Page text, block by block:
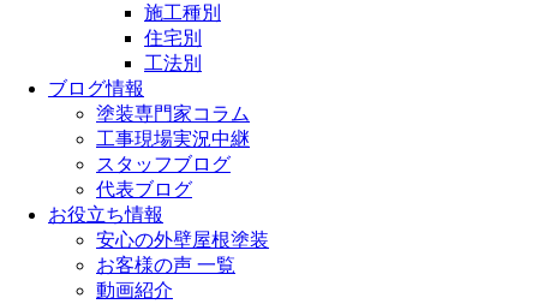
施工種別
住宅別
工法別
ブログ情報
塗装専門家コラム
工事現場実況中継
スタッフブログ
代表ブログ
お役立ち情報
安心の外壁屋根塗装
お客様の声 一覧
動画紹介